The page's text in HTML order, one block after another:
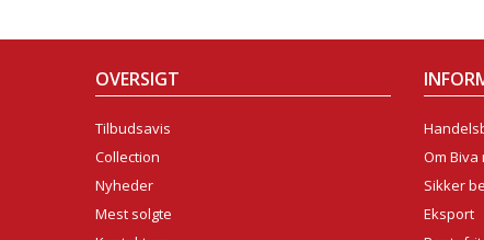
OVERSIGT
Tilbudsavis
Collection
Nyheder
Mest solgte
Om
Sikker
Eksport